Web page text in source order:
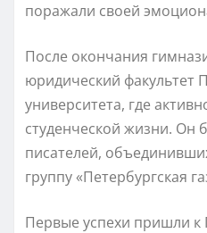
поражали своей
После окончания
юридический факультет
университета, где
студенческой жизни.
писателей,
группу «Петербургская
Первые успехи пришли к